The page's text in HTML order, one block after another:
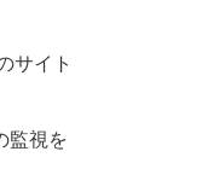
サイト
監視を